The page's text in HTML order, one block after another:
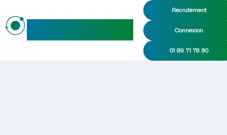
Recrutement
Connexion
01 89 71 78 80